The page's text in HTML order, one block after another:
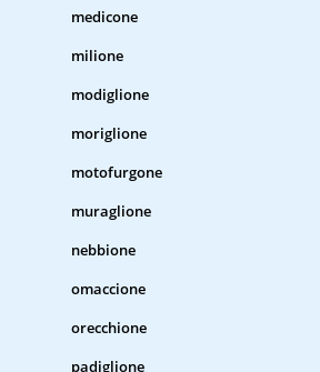
medicone
milione
modiglione
moriglione
motofurgone
muraglione
nebbione
omaccione
orecchione
padiglione